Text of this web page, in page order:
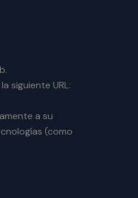
siguiente URL:
a su
(como